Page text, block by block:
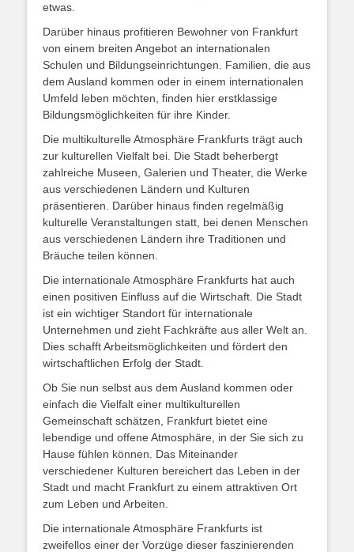
etwas.
Darüber hinaus profitieren Bewohner von Frankfurt
von einem breiten Angebot an internationalen
Schulen und Bildungseinrichtungen. Familien, die aus
dem Ausland kommen oder in einem internationalen
Umfeld leben möchten, finden hier erstklassige
Bildungsmöglichkeiten für ihre Kinder.
Die multikulturelle Atmosphäre Frankfurts trägt auch
zur kulturellen Vielfalt bei. Die Stadt beherbergt
zahlreiche Museen, Galerien und Theater, die Werke
aus verschiedenen Ländern und Kulturen
präsentieren. Darüber hinaus finden regelmäßig
kulturelle Veranstaltungen statt, bei denen Menschen
aus verschiedenen Ländern ihre Traditionen und
Bräuche teilen können.
Die internationale Atmosphäre Frankfurts hat auch
einen positiven Einfluss auf die Wirtschaft. Die Stadt
ist ein wichtiger Standort für internationale
Unternehmen und zieht Fachkräfte aus aller Welt an.
Dies schafft Arbeitsmöglichkeiten und fördert den
wirtschaftlichen Erfolg der Stadt.
Ob Sie nun selbst aus dem Ausland kommen oder
einfach die Vielfalt einer multikulturellen
Gemeinschaft schätzen, Frankfurt bietet eine
lebendige und offene Atmosphäre, in der Sie sich zu
Hause fühlen können. Das Miteinander
verschiedener Kulturen bereichert das Leben in der
Stadt und macht Frankfurt zu einem attraktiven Ort
zum Leben und Arbeiten.
Die internationale Atmosphäre Frankfurts ist
zweifellos einer der Vorzüge dieser faszinierenden